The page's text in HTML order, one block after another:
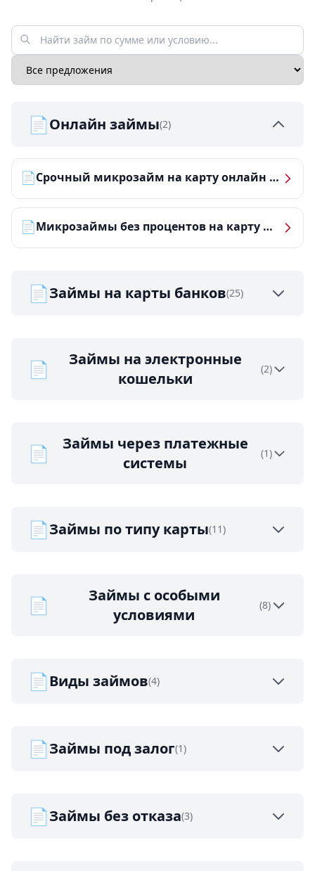
📄Онлайн займы(2)
📄 Срочный микрозайм на карту онлайн — получить деньги за 5 минут
📄 Микрозаймы без процентов на карту — ТОП-10 за 2026 год
📄Займы на карты банков(25)
📄
Займы на электронные
кошельки
(2)
📄
Займы через платежные
системы
(1)
📄Займы по типу карты(11)
📄
Займы с особыми
условиями
(8)
📄Виды займов(4)
📄Займы под залог(1)
📄Займы без отказа(3)